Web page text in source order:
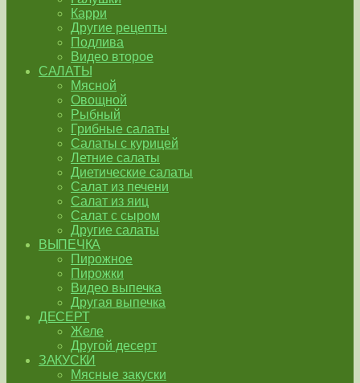
Карри
Другие рецепты
Подлива
Видео второе
САЛАТЫ
Мясной
Овощной
Рыбный
Грибные салаты
Салаты с курицей
Летние салаты
Диетические салаты
Салат из печени
Салат из яиц
Салат с сыром
Другие салаты
ВЫПЕЧКА
Пирожное
Пирожки
Видео выпечка
Другая выпечка
ДЕСЕРТ
Желе
Другой десерт
ЗАКУСКИ
Мясные закуски